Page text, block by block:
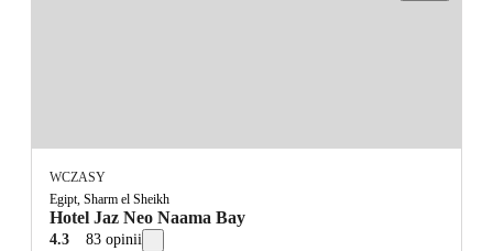
WCZASY
Egipt, Sharm el Sheikh
Hotel Jaz Neo Naama Bay
4.3 83 opinii